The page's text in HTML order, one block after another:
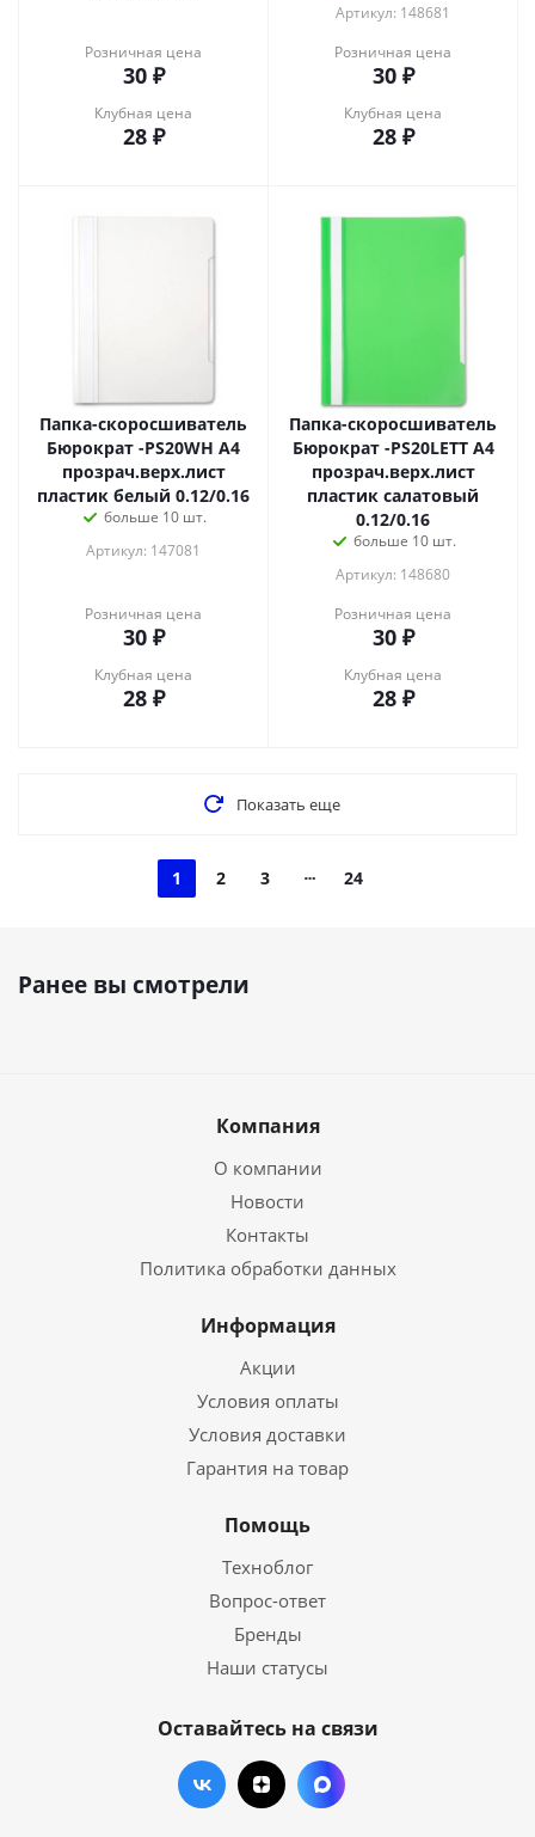
Розничная цена
30₽
Клубная цена
28₽
Артикул: 148681
Розничная цена
30₽
Клубная цена
28₽
Папка-скоросшиватель
Бюрократ -PS20WH A4
прозрач.верх.лист
пластик белый 0.12/0.16
больше 10 шт.
Артикул: 147081
Розничная цена
30₽
Клубная цена
28₽
Папка-скоросшиватель
Бюрократ -PS20LETT A4
прозрач.верх.лист
пластик салатовый
0.12/0.16
больше 10 шт.
Артикул: 148680
Розничная цена
30₽
Клубная цена
28₽
Показать еще
1 2 3 24
Ранее вы смотрели
Компания
О компании
Новости
Контакты
Политика обработки данных
Информация
Акции
Условия оплаты
Условия доставки
Гарантия на товар
Помощь
Техноблог
Вопрос-ответ
Бренды
Наши статусы
Оставайтесь на связи